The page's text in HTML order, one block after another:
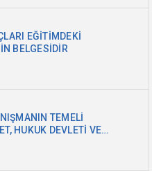
EĞİTİMDEKİ
BELGESİDİR
TEMELİ
HUKUK DEVLETİ VE